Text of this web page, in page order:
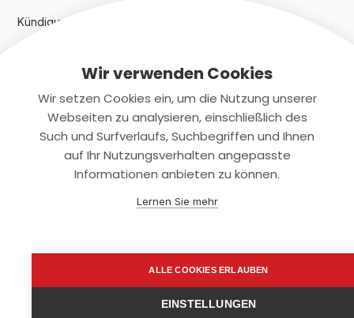
Kündigungsindex 2024
Rechtliches
Datenschutz
support@smartkuendigen.de
Wir verwenden Cookies
Wir setzen Cookies ein, um die Nutzung unserer
Webseiten zu analysieren, einschließlich des
Such und Surfverlaufs, Suchbegriffen und Ihnen
auf Ihr Nutzungsverhalten angepasste
Informationen anbieten zu können.
Lernen Sie mehr
ALLE COOKIES ERLAUBEN
EINSTELLUNGEN